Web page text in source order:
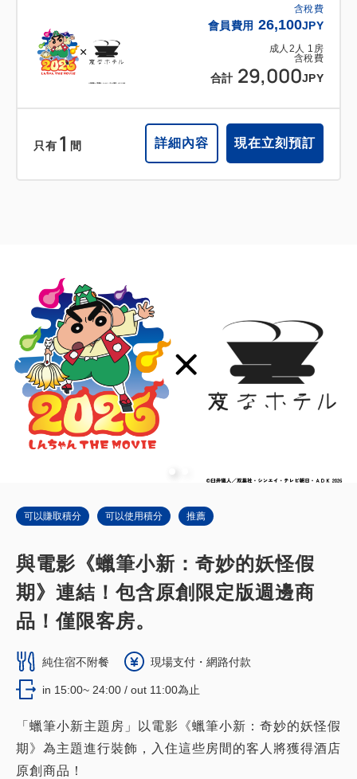
含稅費
會員費用 26,100JPY
成人 2 人 1 房
含稅費
合計 29,000JPY
只有 1 間 詳細內容 現在立刻預訂
可以賺取積分 可以使用積分 推薦
與電影《蠟筆小新：奇妙的妖怪假
期》連結！包含原創限定版週邊商
品！僅限客房。
純住宿不附餐 現場支付・網路付款
in 15:00~ 24:00 / out 11:00為止
「蠟筆小新主題房」以電影《蠟筆小新：奇妙的妖怪假
期》為主題進行裝飾，入住這些房間的客人將獲得酒店
原創商品！